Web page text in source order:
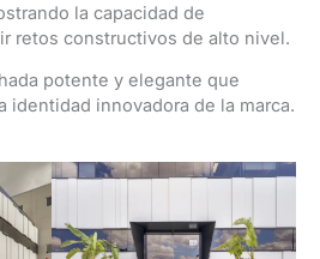
la capacidad de
retos constructivos de alto nivel.
potente y elegante que
identidad innovadora de la marca.